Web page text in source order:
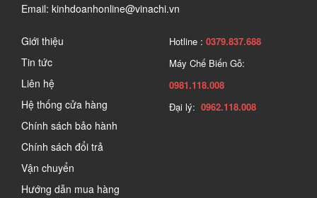
Email: kinhdoanhonline@vinachi.vn
Giới thiệu
Tin tức
Liên hệ
Hệ thống cửa hàng
Chính sách bảo hành
Chính sách đổi trả
Vận chuyển
Hướng dẫn mua hàng
Hotline : 0379.837.688
Máy Chế Biến Gỗ:
0981.118.008
Đại lý: 0962.118.008